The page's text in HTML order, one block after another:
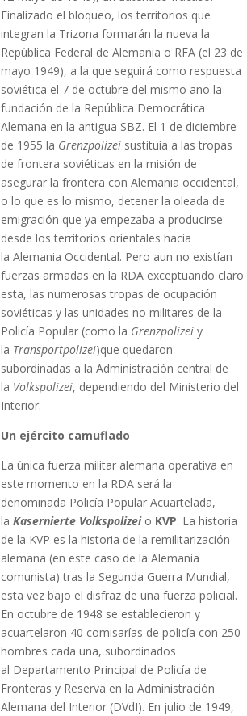
Finalizado el bloqueo, los territorios que
integran la Trizona formarán la nueva la
República Federal de Alemania o RFA (el 23 de
mayo 1949), a la que seguirá como respuesta
soviética el 7 de octubre del mismo año la
fundación de la República Democrática
Alemana en la antigua SBZ. El 1 de diciembre
de 1955 la Grenzpolizei sustituía a las tropas
de frontera soviéticas en la misión de
asegurar la frontera con Alemania occidental,
o lo que es lo mismo, detener la oleada de
emigración que ya empezaba a producirse
desde los territorios orientales hacia
la Alemania Occidental. Pero aun no existían
fuerzas armadas en la RDA exceptuando claro
esta, las numerosas tropas de ocupación
soviéticas y las unidades no militares de la
Policía Popular (como la Grenzpolizei y
la Transportpolizei)que quedaron
subordinadas a la Administración central de
la Volkspolizei, dependiendo del Ministerio del
Interior.
Un ejército camuflado
La única fuerza militar alemana operativa en
este momento en la RDA será la
denominada Policía Popular Acuartelada,
laKasernierte Volkspolizei o KVP. La historia
de la KVP es la historia de la remilitarización
alemana (en este caso de la Alemania
comunista) tras la Segunda Guerra Mundial,
esta vez bajo el disfraz de una fuerza policial.
En octubre de 1948 se establecieron y
acuartelaron 40 comisarías de policía con 250
hombres cada una, subordinados
al Departamento Principal de Policía de
Fronteras y Reserva en la Administración
Alemana del Interior (DVdI). En julio de 1949,